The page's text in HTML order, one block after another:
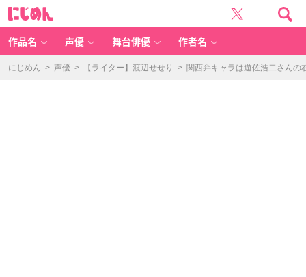
王
様』
邊
作品名 声優 舞台俳優 作者名
にじめん > 声優 > 【ライター】渡辺せせり > 関西弁キャラは遊佐浩二さん